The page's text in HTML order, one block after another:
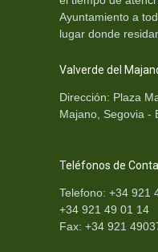
Ayuntamiento a
lugar donde
Valverde del
Dirección: Plaza
Majano, Segovia -
Teléfonos de
Telefono: +34 921
+34 921 49 01 14
Fax: +34 921